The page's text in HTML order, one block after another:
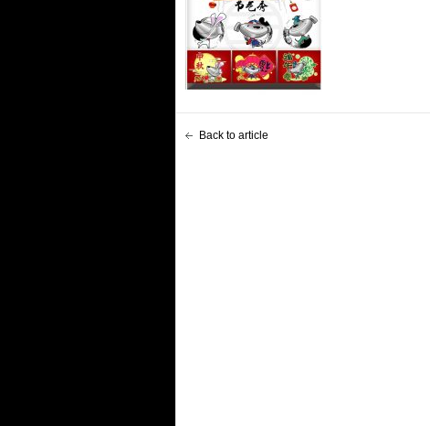
Back to article